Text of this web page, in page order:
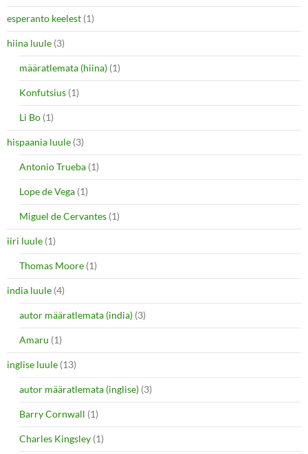
esperanto keelest (1)
hiina luule (3)
määratlemata (hiina) (1)
Konfutsius (1)
Li Bo (1)
hispaania luule (3)
Antonio Trueba (1)
Lope de Vega (1)
Miguel de Cervantes (1)
iiri luule (1)
Thomas Moore (1)
india luule (4)
autor määratlemata (india) (3)
Amaru (1)
inglise luule (13)
autor määratlemata (inglise) (3)
Barry Cornwall (1)
Charles Kingsley (1)